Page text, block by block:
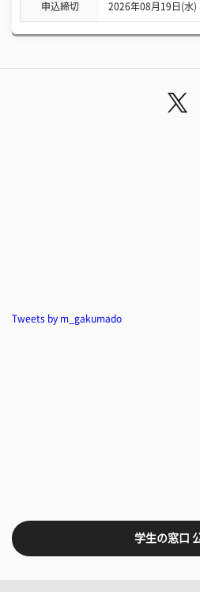
申込締切 2026年08月19日(水)
Tweets by m_gakumado
学生の窓口